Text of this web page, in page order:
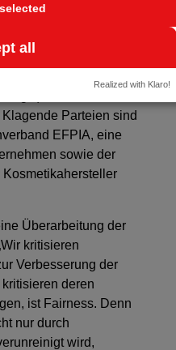
all
Realized with Klaro!
(„Urban Wastewater
Parteien sind
EFPIA, eine
sowie der
Überarbeitung der
kritisieren
Verbesserung der
deren
ist Fairness. Denn
nur durch
wird,